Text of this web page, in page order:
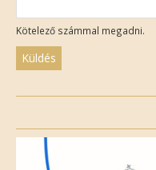
Kötelező számmal megadni.
field
empty.